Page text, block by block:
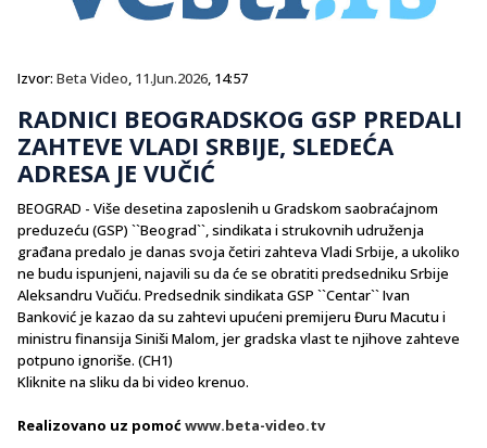
Izvor: Beta Video, 11.Jun.2026, 14:57
RADNICI BEOGRADSKOG GSP PREDALI
ZAHTEVE VLADI SRBIJE, SLEDEĆA
ADRESA JE VUČIĆ
BEOGRAD - Više desetina zaposlenih u Gradskom saobraćajnom
preduzeću (GSP) ``Beograd``, sindikata i strukovnih udruženja
građana predalo je danas svoja četiri zahteva Vladi Srbije, a ukoliko
ne budu ispunjeni, najavili su da će se obratiti predsedniku Srbije
Aleksandru Vučiću. Predsednik sindikata GSP ``Centar`` Ivan
Banković je kazao da su zahtevi upućeni premijeru Đuru Macutu i
ministru finansija Siniši Malom, jer gradska vlast te njihove zahteve
potpuno ignoriše. (CH1)
Kliknite na sliku da bi video krenuo.
Realizovano uz pomoćwww.beta-video.tv